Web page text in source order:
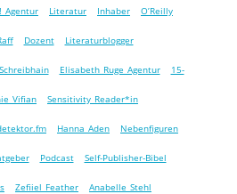
Agentur Literatur Inhaber O’Reilly
Dozent Literaturblogger
Schreibhain Elisabeth Ruge Agentur 15-
Vifian Sensitivity Reader*in
Hanna Aden Nebenfiguren
Podcast Self-Publisher-Bibel
Zefiiel Feather Anabelle Stehl